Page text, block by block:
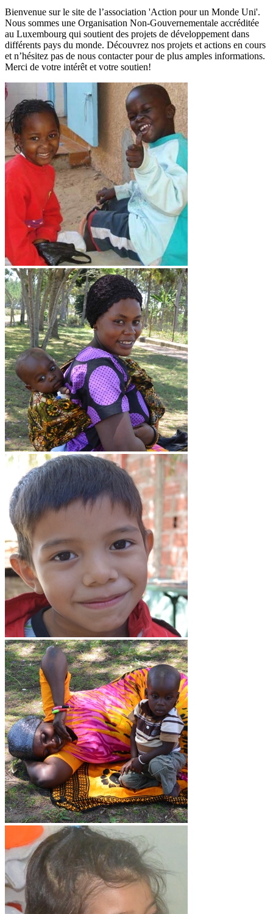
Bienvenue sur le site de l’association 'Action pour un Monde Uni'.
Nous sommes une Organisation Non-Gouvernementale accréditée
au Luxembourg qui soutient des projets de développement dans
différents pays du monde. Découvrez nos projets et actions en cours
et n’hésitez pas de nous contacter pour de plus amples informations.
Merci de votre intérêt et votre soutien!